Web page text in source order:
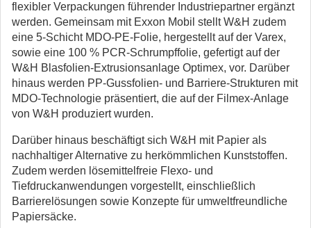
flexibler Verpackungen führender Industriepartner ergänzt
werden. Gemeinsam mit Exxon Mobil stellt W&H zudem
eine 5-Schicht MDO-PE-Folie, hergestellt auf der Varex,
sowie eine 100 % PCR-Schrumpffolie, gefertigt auf der
W&H Blasfolien-Extrusionsanlage Optimex, vor. Darüber
hinaus werden PP-Gussfolien- und Barriere-Strukturen mit
MDO-Technologie präsentiert, die auf der Filmex-Anlage
von W&H produziert wurden.
Darüber hinaus beschäftigt sich W&H mit Papier als
nachhaltiger Alternative zu herkömmlichen Kunststoffen.
Zudem werden lösemittelfreie Flexo- und
Tiefdruckanwendungen vorgestellt, einschließlich
Barrierelösungen sowie Konzepte für umweltfreundliche
Papiersäcke.